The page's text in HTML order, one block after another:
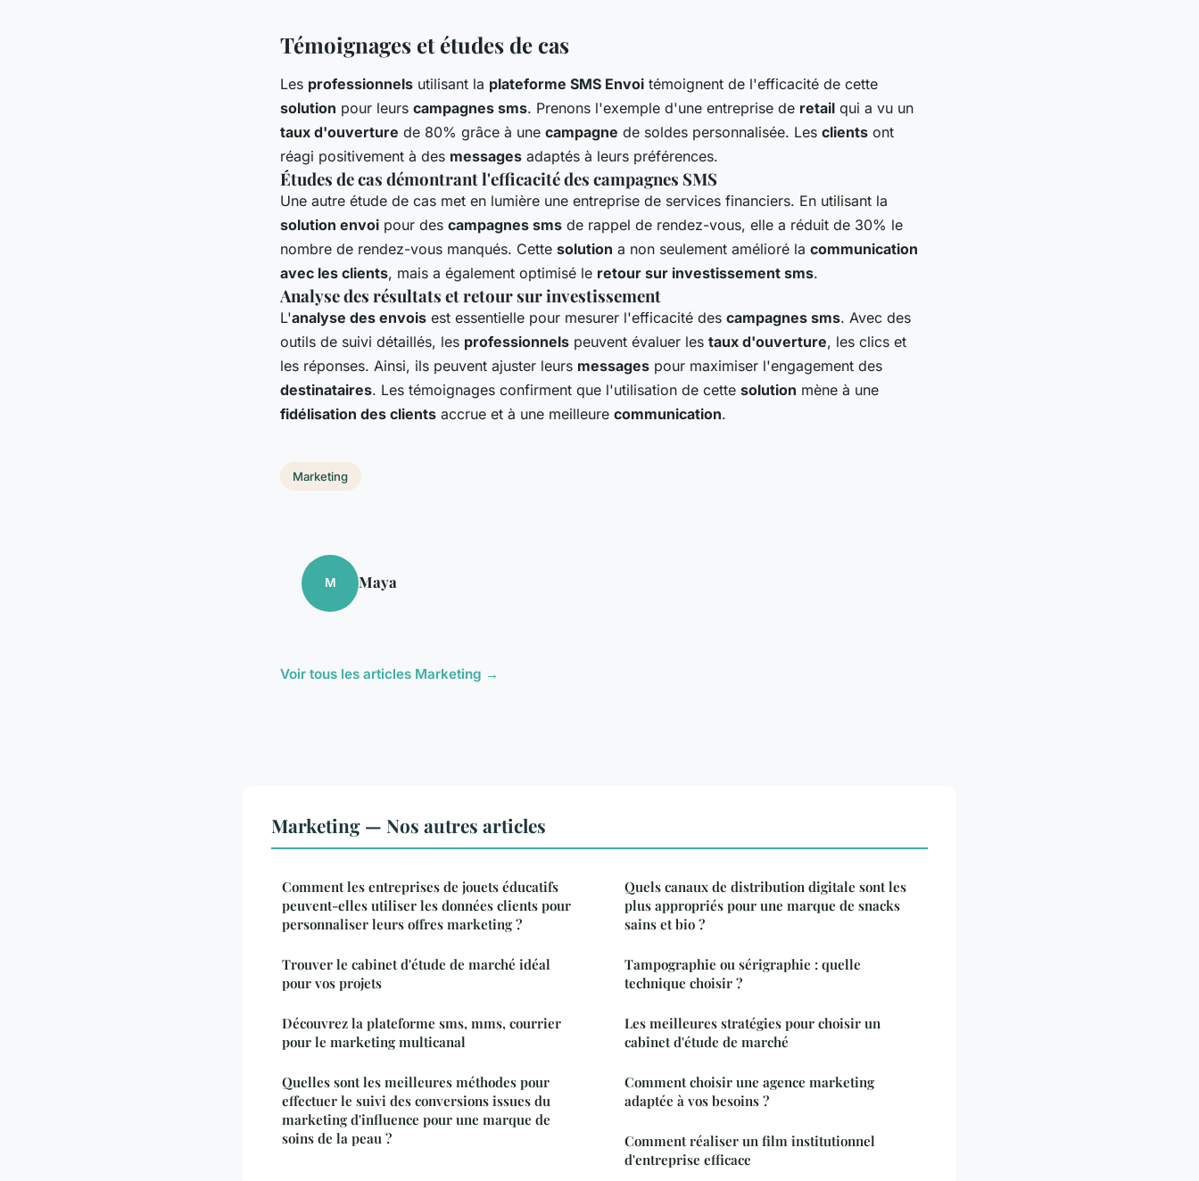
Témoignages et études de cas
Les professionnels utilisant la plateforme SMS Envoi témoignent de l'efficacité de cette
solution pour leurs campagnes sms. Prenons l'exemple d'une entreprise de retail qui a vu un
taux d'ouverture de 80% grâce à une campagne de soldes personnalisée. Les clients ont
réagi positivement à des messages adaptés à leurs préférences.
Études de cas démontrant l'efficacité des campagnes SMS
Une autre étude de cas met en lumière une entreprise de services financiers. En utilisant la
solution envoi pour des campagnes sms de rappel de rendez-vous, elle a réduit de 30% le
nombre de rendez-vous manqués. Cette solution a non seulement amélioré la communication
avec les clients, mais a également optimisé le retour sur investissement sms.
Analyse des résultats et retour sur investissement
L'analyse des envois est essentielle pour mesurer l'efficacité des campagnes sms. Avec des
outils de suivi détaillés, les professionnels peuvent évaluer les taux d'ouverture, les clics et
les réponses. Ainsi, ils peuvent ajuster leurs messages pour maximiser l'engagement des
destinataires. Les témoignages confirment que l'utilisation de cette solution mène à une
fidélisation des clients accrue et à une meilleure communication.
Marketing
M Maya
Voir tous les articles Marketing →
Marketing — Nos autres articles
Comment les entreprises de jouets éducatifs
peuvent-elles utiliser les données clients pour
personnaliser leurs offres marketing ?
Trouver le cabinet d'étude de marché idéal
pour vos projets
Découvrez la plateforme sms, mms, courrier
pour le marketing multicanal
Quelles sont les meilleures méthodes pour
effectuer le suivi des conversions issues du
marketing d'influence pour une marque de
soins de la peau ?
Quels canaux de distribution digitale sont les
plus appropriés pour une marque de snacks
sains et bio ?
Tampographie ou sérigraphie : quelle
technique choisir ?
Les meilleures stratégies pour choisir un
cabinet d'étude de marché
Comment choisir une agence marketing
adaptée à vos besoins ?
Comment réaliser un film institutionnel
d'entreprise efficace